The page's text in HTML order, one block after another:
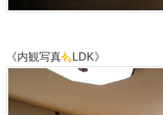
《内観写真 LDK》